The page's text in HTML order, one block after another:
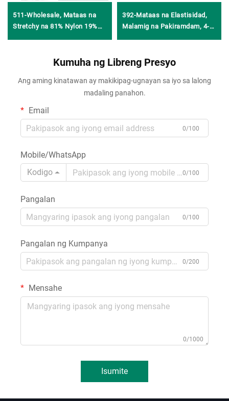
511-Wholesale, Mataas na
Stretchy na 81% Nylon 19%
392-Mataas na Elastisidad,
Malamig na Pakiramdam, 4-
na Panahon para sa T-Shirt at
Kumuha ng Libreng Presyo
Ang aming kinatawan ay makikipag-ugnayan sa iyo sa lalong
madaling panahon.
Email
0/100
Mobile/WhatsApp
Kodigo
0/100
Pangalan
0/100
Pangalan ng Kumpanya
0/200
Mensahe
0/1000
Isumite